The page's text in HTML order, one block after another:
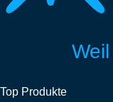
Top Produkte